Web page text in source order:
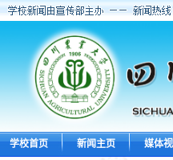
学校首页 新闻主页 媒体